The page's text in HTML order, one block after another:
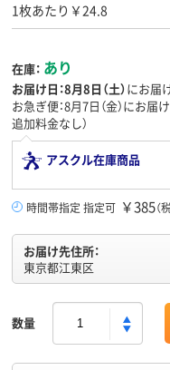
1枚あたり￥24.8
在庫： あり
お届け日：8月8日（土）にお届
お急ぎ便：8月7日（金）にお届け
追加料金なし）
アスクル在庫商品
時間帯指定 指定可 ￥385（
お届け先住所：
東京都江東区
数量